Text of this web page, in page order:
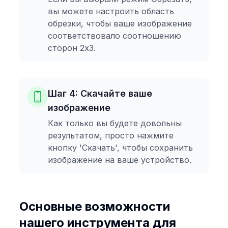
вы можете настроить область
обрезки, чтобы ваше изображение
соответствовало соотношению
сторон 2x3.
Шаг 4: Скачайте ваше
изображение
Как только вы будете довольны
результатом, просто нажмите
кнопку 'Скачать', чтобы сохранить
изображение на ваше устройство.
Основные возможности
нашего инструмента для